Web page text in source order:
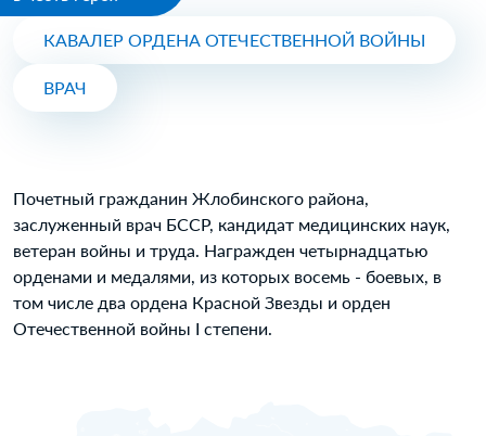
КАВАЛЕР ОРДЕНА ОТЕЧЕСТВЕННОЙ ВОЙНЫ
ВРАЧ
Почетный гражданин Жлобинского района,
заслуженный врач БССР, кандидат медицинских наук,
ветеран войны и труда. Награжден четырнадцатью
орденами и медалями, из которых восемь - боевых, в
том числе два ордена Красной Звезды и орден
Отечественной войны I степени.